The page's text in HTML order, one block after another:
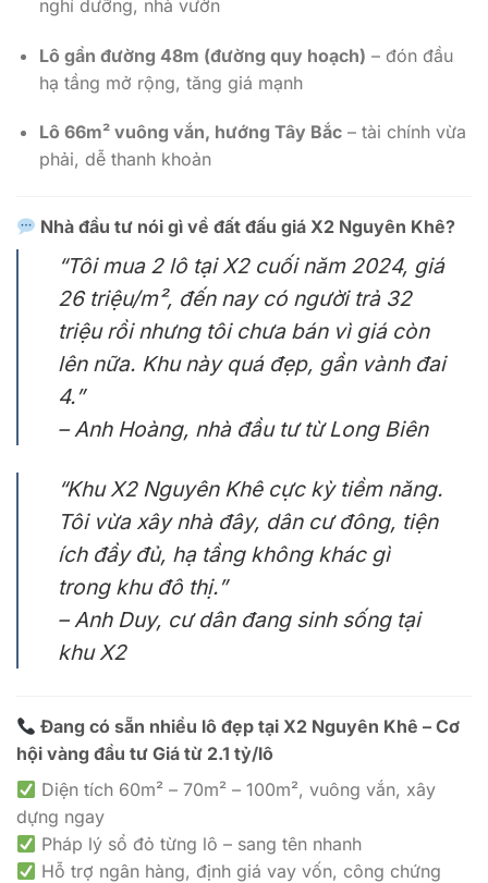
nghỉ dưỡng, nhà vườn
Lô gần đường 48m (đường quy hoạch) – đón đầu
hạ tầng mở rộng, tăng giá mạnh
Lô 66m² vuông vắn, hướng Tây Bắc– tài chính vừa
phải, dễ thanh khoản
Nhà đầu tư nói gì về đất đấu giá X2 Nguyên Khê?
“Tôi mua 2 lô tại X2 cuối năm 2024, giá
26 triệu/m², đến nay có người trả 32
triệu rồi nhưng tôi chưa bán vì giá còn
lên nữa. Khu này quá đẹp, gần vành đai
4.”
– Anh Hoàng, nhà đầu tư từ Long Biên
“Khu X2 Nguyên Khê cực kỳ tiềm năng.
Tôi vừa xây nhà đây, dân cư đông, tiện
ích đầy đủ, hạ tầng không khác gì
trong khu đô thị.”
– Anh Duy, cư dân đang sinh sống tại
khu X2
Đang có sẵn nhiều lô đẹp tại X2 Nguyên Khê – Cơ
hội vàng đầu tư Giá từ 2.1 tỷ/lô
Diện tích 60m² – 70m² – 100m², vuông vắn, xây
dựng ngay
Pháp lý sổ đỏ từng lô – sang tên nhanh
Hỗ trợ ngân hàng, định giá vay vốn, công chứng